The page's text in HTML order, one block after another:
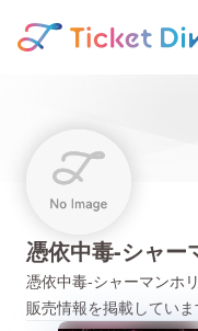
憑依中毒-シャー
憑依中毒-シャーマンホ
販売情報を掲載していま